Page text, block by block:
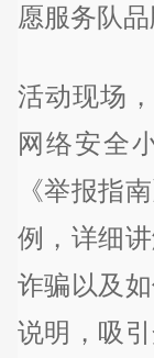
愿服务队品
活动现场
网络安全
《举报指
例，详细
诈骗以及
说明，吸